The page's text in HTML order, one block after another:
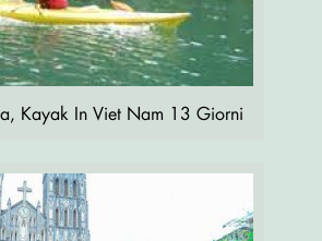
Kayak In Viet Nam 13 Giorni